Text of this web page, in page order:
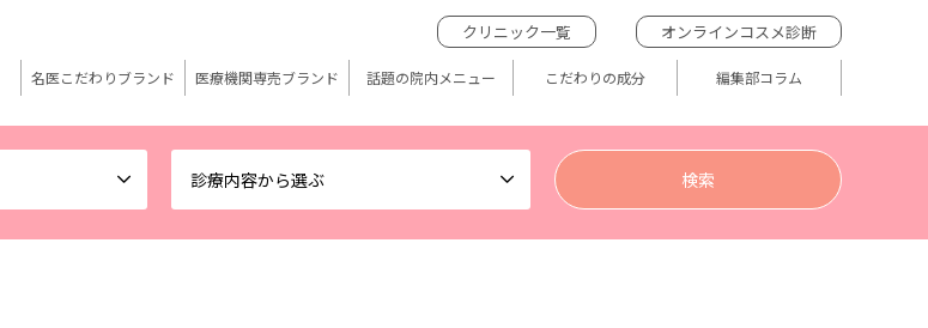
診療内容から選ぶ
クリニック一覧 オンラインコスメ診断
名医こだわりブランド 医療機関専売ブランド 話題の院内メニュー こだわりの成分 編集部コラム